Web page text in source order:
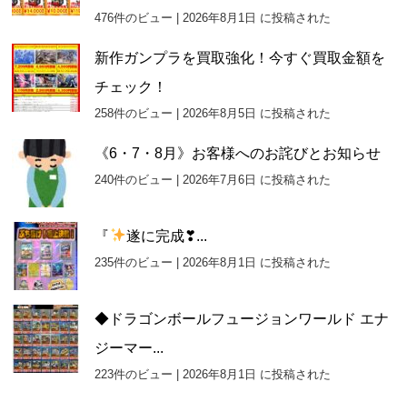
476件のビュー | 2026年8月1日 に投稿された
新作ガンプラを買取強化！今すぐ買取金額を
チェック！
258件のビュー | 2026年8月5日 に投稿された
《6・7・8月》お客様へのお詫びとお知らせ
240件のビュー | 2026年7月6日 に投稿された
『 遂に完成❣...
235件のビュー | 2026年8月1日 に投稿された
◆ドラゴンボールフュージョンワールド エナ
ジーマー...
223件のビュー | 2026年8月1日 に投稿された